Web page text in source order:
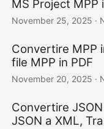
MS Project MPP
November 25, 2025 ·
Convertire MPP
file MPP in PDF
November 20, 2025 ·
Convertire
JSON a XML,